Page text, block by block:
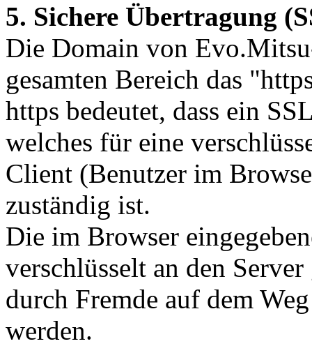
5. Sichere Übertragung
Die Domain von
gesamten Bereich das
https bedeutet, dass ein
welches für eine
Client (Benutzer im
zuständig ist.
Die im Browser
verschlüsselt an den
durch Fremde auf dem
werden.